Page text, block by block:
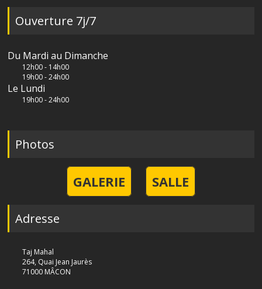
Ouverture 7j/7
Du Mardi au Dimanche
12h00 - 14h00
19h00 - 24h00
Le Lundi
19h00 - 24h00
Photos
GALERIE SALLE
Adresse
Taj Mahal
264, Quai Jean Jaurès
71000 MÂCON